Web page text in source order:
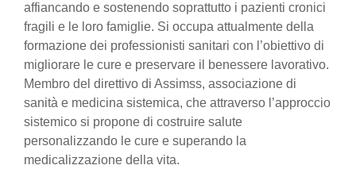
affiancando e sostenendo soprattutto i pazienti cronici
fragili e le loro famiglie. Si occupa attualmente della
formazione dei professionisti sanitari con l’obiettivo di
migliorare le cure e preservare il benessere lavorativo.
Membro del direttivo di Assimss, associazione di
sanità e medicina sistemica, che attraverso l’approccio
sistemico si propone di costruire salute
personalizzando le cure e superando la
medicalizzazione della vita.